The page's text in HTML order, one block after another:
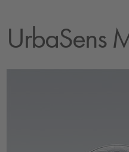
UrbaSens